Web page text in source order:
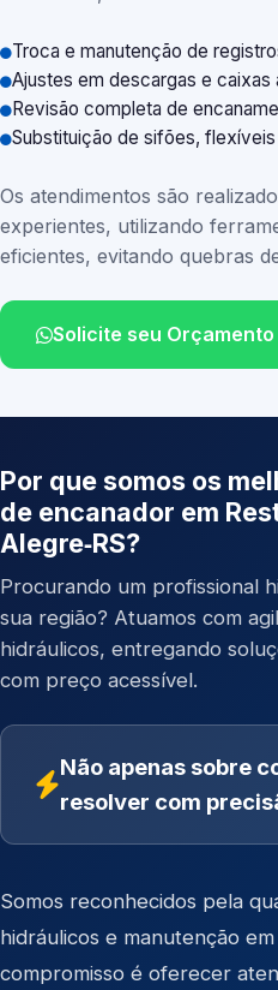
Troca e manutenção de
Ajustes em descargas e caixas
Revisão completa de
Substituição de sifões,
Os atendimentos são
experientes, utilizando
eficientes, evitando quebras
Solicite seu Orçamento
Por que somos os
de encanador em
Alegre‑RS?
Procurando um profissional
sua região? Atuamos com
hidráulicos, entregando
com preço acessível.
Não apenas sobre
resolver com
Somos reconhecidos pela
hidráulicos e manutenção
compromisso é oferecer